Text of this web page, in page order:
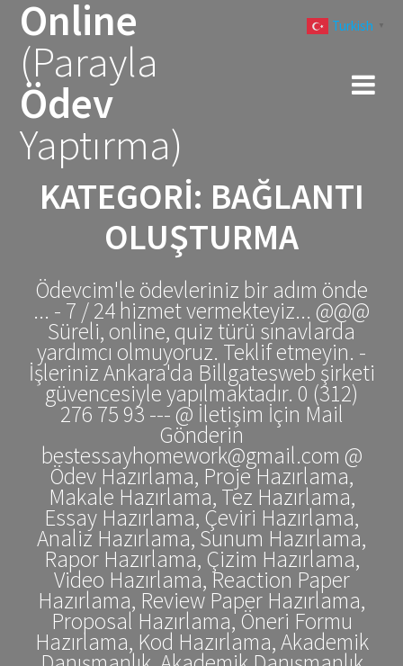
Online
(Parayla
Ödev
Yaptırma)
KATEGORI: BAĞLANTI
OLUŞTURMA
Ödevcim'le ödevleriniz bir adım önde
... - 7 / 24 hizmet vermekteyiz... @@@
Süreli, online, quiz türü sınavlarda
yardımcı olmuyoruz. Teklif etmeyin. -
İşleriniz Ankara'da Billgatesweb şirketi
güvencesiyle yapılmaktadır. 0 (312)
276 75 93 --- @ İletişim İçin Mail
Gönderin
bestessayhomework@gmail.com @
Ödev Hazırlama, Proje Hazırlama,
Makale Hazırlama, Tez Hazırlama,
Essay Hazırlama, Çeviri Hazırlama,
Analiz Hazırlama, Sunum Hazırlama,
Rapor Hazırlama, Çizim Hazırlama,
Video Hazırlama, Reaction Paper
Hazırlama, Review Paper Hazırlama,
Proposal Hazırlama, Öneri Formu
Hazırlama, Kod Hazırlama, Akademik
Turkish ▼